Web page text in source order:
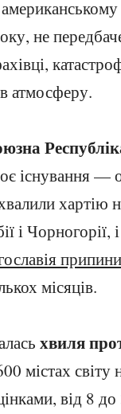
не
атмосферу.
існування —
хартію
і Чорногорії,
місяців.
хвиля
містах світу
від 8 до